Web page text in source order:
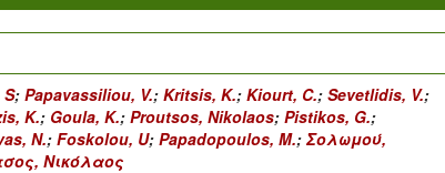
; Papavassiliou, V.; Kritsis, K.; Kiourt, C.; Sevetlidis, V.;
K.; Goula, K.; Proutsos, Nikolaos; Pistikos, G.;
N.; Foskolou, U; Papadopoulos, M.; Σολωμού,
Νικόλαος